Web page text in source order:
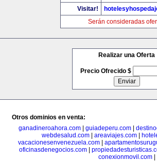
Visitar!
Serán consideradas
Realizar una Oferta
Precio Ofrecido $
Otros dominios en venta:
ganadineroahora.com
guiadeperu.com
webdesalud.com
areaviajes.com
vacacionesenvenezuela.com|
oficinasdenegocios.com
conexionmovil.com|